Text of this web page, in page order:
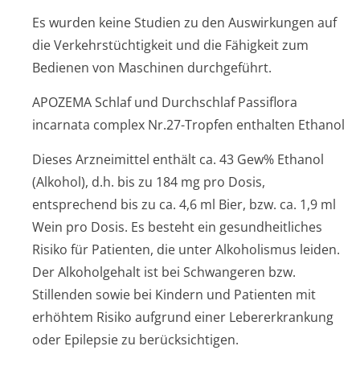
Es wurden keine Studien zu den Auswirkungen auf
die Verkehrstüchtigkeit und die Fähigkeit zum
Bedienen von Maschinen durchgeführt.
APOZEMA Schlaf und Durchschlaf Passiflora
incarnata complex Nr.27-Tropfen enthalten Ethanol
Dieses Arzneimittel enthält ca. 43 Gew% Ethanol
(Alkohol), d.h. bis zu 184 mg pro Dosis,
entsprechend bis zu ca. 4,6 ml Bier, bzw. ca. 1,9 ml
Wein pro Dosis. Es besteht ein gesundheitliches
Risiko für Patienten, die unter Alkoholismus leiden.
Der Alkoholgehalt ist bei Schwangeren bzw.
Stillenden sowie bei Kindern und Patienten mit
erhöhtem Risiko aufgrund einer Lebererkrankung
oder Epilepsie zu berücksichtigen.